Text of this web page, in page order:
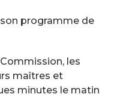
son programme de
les
maîtres et
minutes le matin